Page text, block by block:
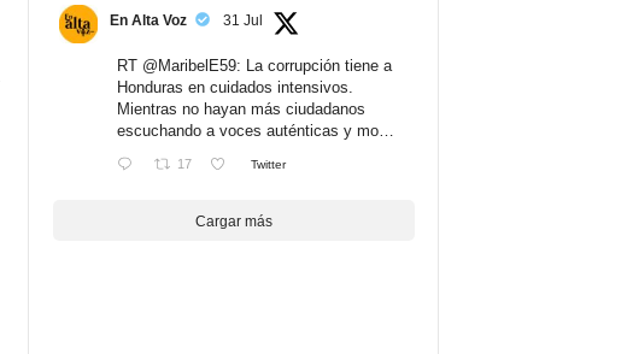
En Alta Voz 31 Jul
RT @MaribelE59: La corrupción tiene a
Honduras en cuidados intensivos.
Mientras no hayan más ciudadanos
escuchando a voces auténticas y mo…
17 Twitter
Cargar más